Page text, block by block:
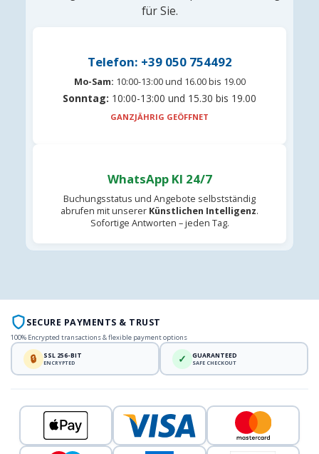
für Sie.
Telefon: +39 050 754492
Mo-Sam: 10:00-13:00 und 16.00 bis 19.00
Sonntag: 10:00-13:00 und 15.30 bis 19.00
GANZJÄHRIG GEÖFFNET
WhatsApp KI 24/7
Buchungsstatus und Angebote selbstständig
abrufen mit unserer Künstlichen Intelligenz.
Sofortige Antworten – jeden Tag.
SECURE PAYMENTS & TRUST
100% Encrypted transactions & flexible payment options
🔒 SSL 256-BIT
ENCRYPTED ✓ GUARANTEED
SAFE CHECKOUT